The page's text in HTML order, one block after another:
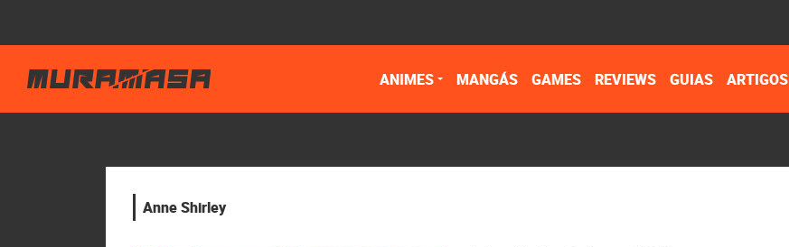
ANIMES MANGÁS GAMES REVIEWS GUIAS ARTIGOS
Anne Shirley